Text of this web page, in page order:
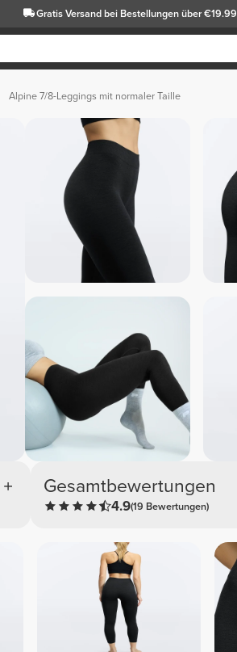
Gratis Versandbei Bestellungen über €19.99
Alpine 7/8-Leggings mit normaler Taille
Gesamtbewertungen
4.9(19 Bewertungen)